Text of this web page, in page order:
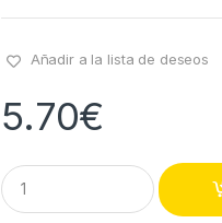
Añadir a la lista de deseos
5.70€
Q
u
a